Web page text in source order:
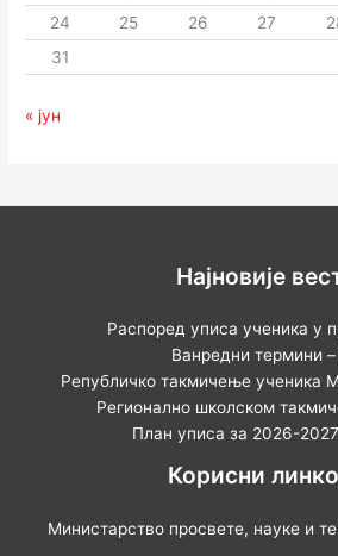
24
25 26 27
31
« јун
Најновије
Распоред уписа ученика у
Ванредни термини –
Републичко такмичење ученика
Регионално школском
План уписа за 2026-
Корисни
Министарство просвете, науке и